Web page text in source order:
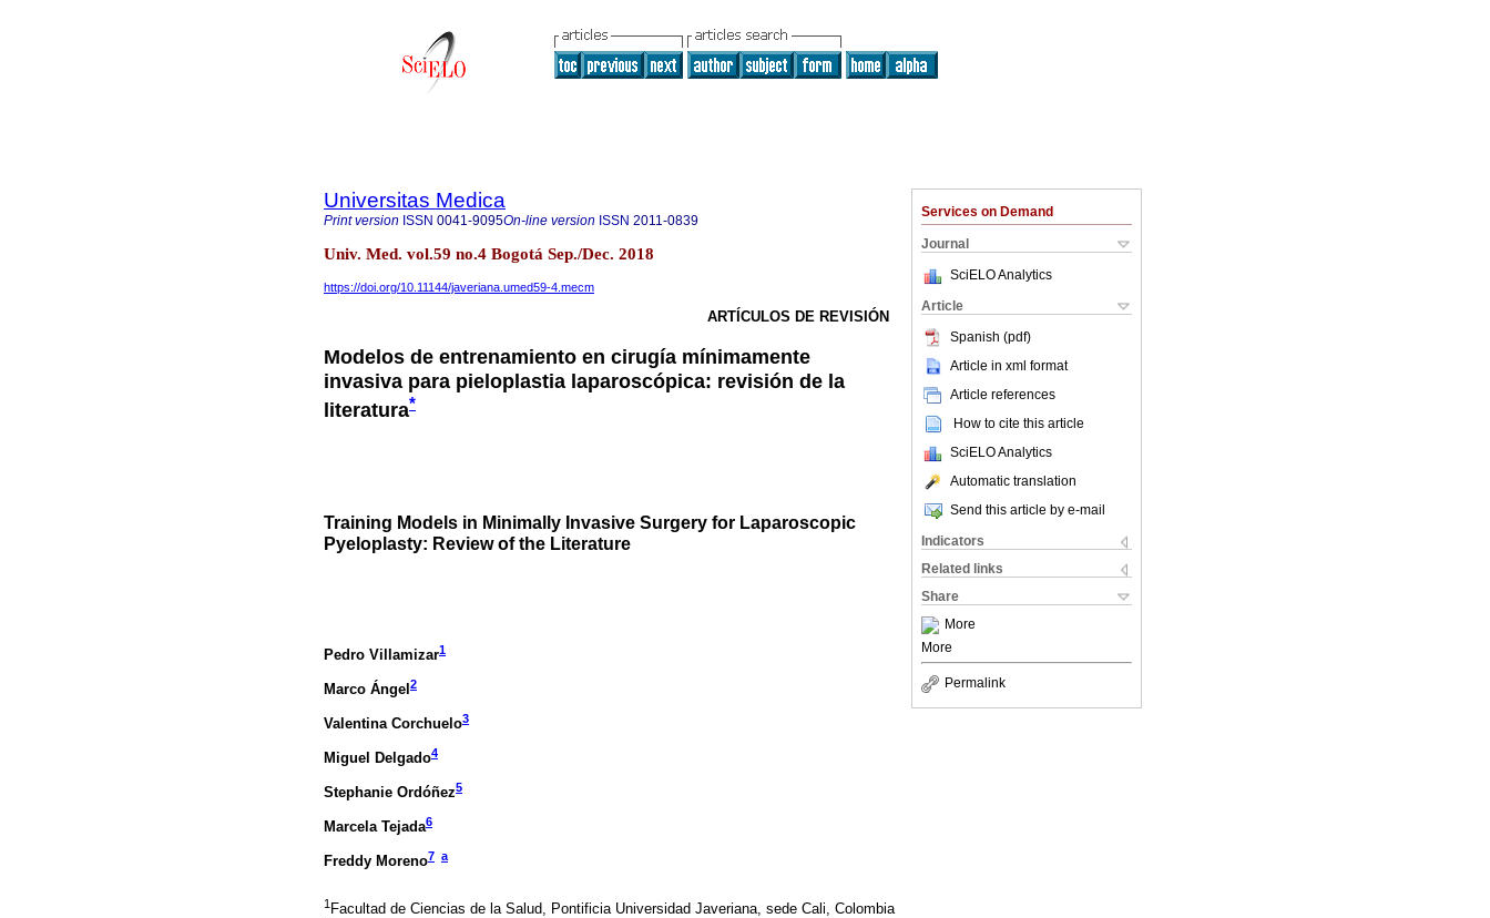
Services on Demand
Journal
SciELO Analytics
Article
Spanish (pdf)
Article in xml format
Article references
How to cite this article
SciELO Analytics
Automatic translation
Send this article by e-mail
Indicators
Related links
Share
More
More
Permalink
Universitas Medica
Print version ISSN 0041-9095On-line version ISSN 2011-0839
Univ. Med. vol.59 no.4 Bogotá Sep./Dec. 2018
https://doi.org/10.11144/javeriana.umed59-4.mecm
ARTÍCULOS DE REVISIÓN
Modelos de entrenamiento en cirugía mínimamente
invasiva para pieloplastia laparoscópica: revisión de la
literatura*
Training Models in Minimally Invasive Surgery for Laparoscopic
Pyeloplasty: Review of the Literature
Pedro Villamizar1
Marco Ángel 2
Valentina Corchuelo3
Miguel Delgado4
Stephanie Ordóñez5
Marcela Tejada6
Freddy Moreno7 a
1 Facultad de Ciencias de la Salud, Pontificia Universidad Javeriana, sede Cali, Colombia